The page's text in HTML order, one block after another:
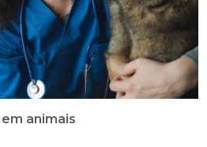
animais